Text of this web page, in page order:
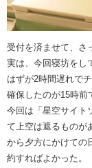
受付を済ませて、さ
実は、今回寝坊をし
はずが2時間遅れで
確保したのが15時前
今回は「星空サイト
て上空は遮るものが
から夕方にかけての
約すればよかった。